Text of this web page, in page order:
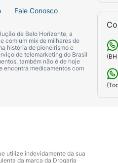
seu cabelo lindo.
Fale Conosco
de Belo Horizonte, a
com um mix de milhares de
história de pioneirismo e
de telemarketing do Brasil
também não é de hoje
encontra medicamentos com
utilize indevidamente da sua
da marca da Drogaria